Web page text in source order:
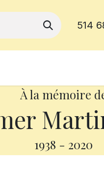
514
À la mémoire
1938 - 2020